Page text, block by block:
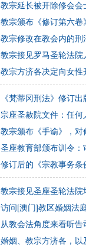
教宗延长被开除修会会
教宗颁布《修订第六卷
教宗修改在教会内的
教宗接见罗马圣轮法院
教宗方济各决定向女
《梵蒂冈刑法》修订
宗座圣赦院文件：任
教宗颁布《手谕》，
圣座教育部颁布训令
修订后的《宗教事务条
教宗接见圣座圣轮法院
访问[澳门]教区婚姻法
从教会法角度来看听告
婚姻、教宗方济各，